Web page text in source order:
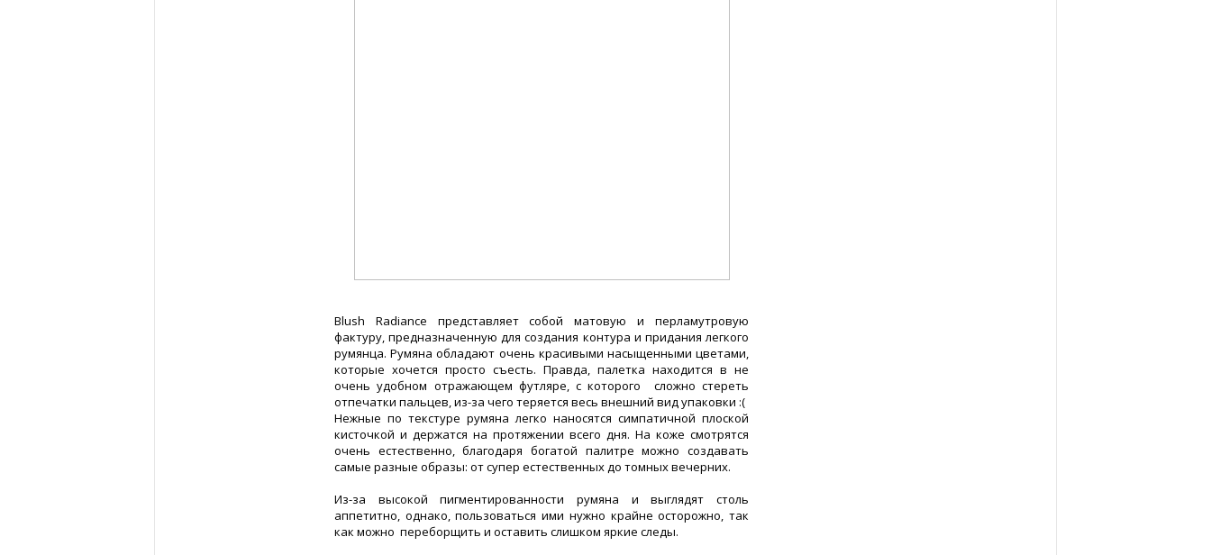
Blush Radiance представляет собой матовую и перламутровую
фактуру, предназначенную для создания контура и придания легкого
румянца. Румяна обладают очень красивыми насыщенными цветами,
которые хочется просто съесть. Правда, палетка находится в не
очень удобном отражающем футляре, с которого сложно стереть
отпечатки пальцев, из-за чего теряется весь внешний вид упаковки :(
Нежные по текстуре румяна легко наносятся симпатичной плоской
кисточкой и держатся на протяжении всего дня. На коже смотрятся
очень естественно, благодаря богатой палитре можно создавать
самые разные образы: от супер естественных до томных вечерних.
Из-за высокой пигментированности румяна и выглядят столь
аппетитно, однако, пользоваться ими нужно крайне осторожно, так
как можно переборщить и оставить слишком яркие следы.